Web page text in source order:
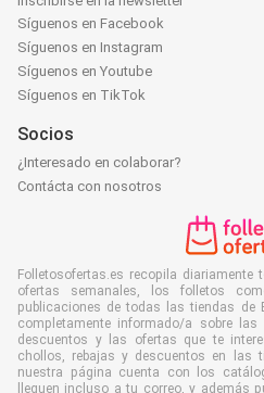
Síguenos en Facebook
Síguenos en Instagram
Síguenos en Youtube
Síguenos en TikTok
Socios
¿Interesado en colaborar?
Contácta con nosotros
Folletosofertas.es recopila
ofertas semanales, los folletos
publicaciones de todas las tiendas de
completamente informado/a sobre
descuentos y las ofertas que te
chollos, rebajas y descuentos en las
nuestra página cuenta con los
lleguen incluso a tu correo, y además